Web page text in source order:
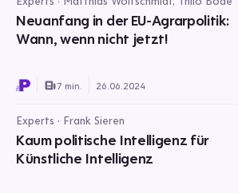
Neuanfang in der EU-Agrarpolitik:
Wann, wenn nicht jetzt!
7 min. 26.06.2024
Experts · Frank Sieren
Kaum politische Intelligenz für
Künstliche Intelligenz